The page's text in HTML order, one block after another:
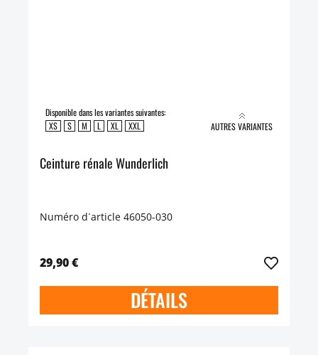
Disponible dans les variantes suivantes:
XS
S M L XL XXL AUTRES VARIANTES
Ceinture rénale Wunderlich
Numéro d´article 46050-030
29,90 €
DÉTAILS